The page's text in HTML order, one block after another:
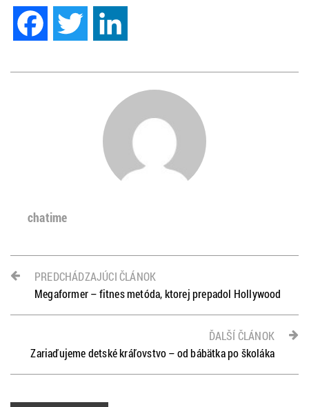
Facebook Twitter
chatime
PREDCHÁDZAJÚCI ČLÁNOK
Megaformer – fitnes metóda, ktorej prepadol Hollywood
ĎALŠÍ ČLÁNOK
Zariaďujeme detské kráľovstvo – od bábätka po školáka